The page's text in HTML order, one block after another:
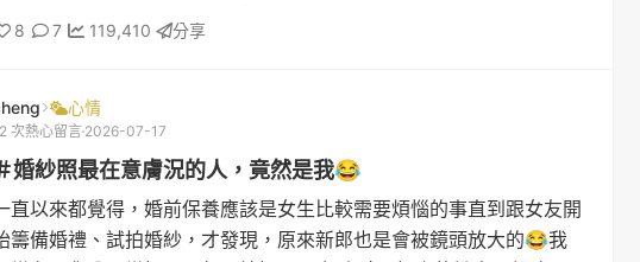
8 7 119,410 分享
心情
次熱心留言 2026-07-17
婚紗照最在意膚況的人，竟然是我😂
直以來都覺得，婚前保養應該是女生比較需要煩惱的事直到跟女友開
籌備婚禮、試拍婚紗，才發現，原來新郎也是會被鏡頭放大的😂我